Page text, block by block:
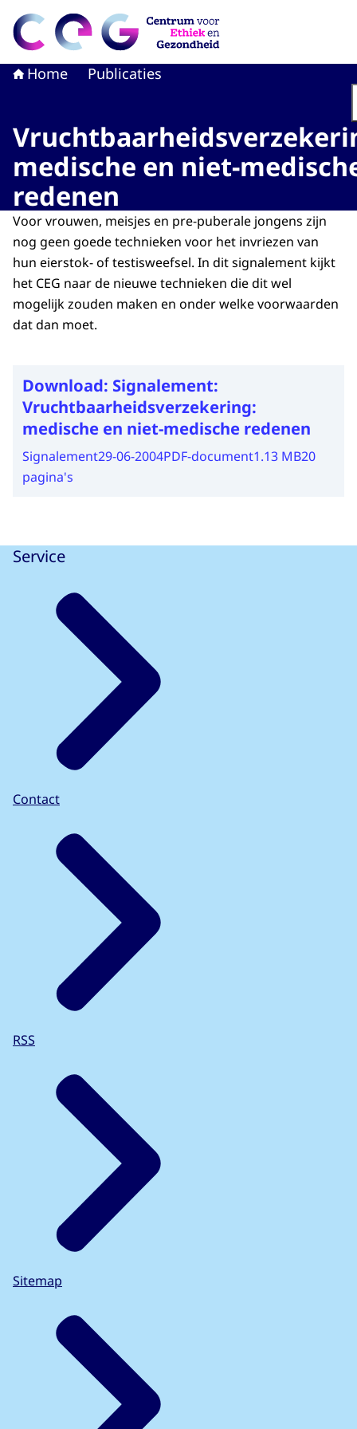
Naar de homepage van CEG - Centrum voor Ethiek en
Home Publicaties
medische en niet-
redenen
Voor vrouwen, meisjes en pre-puberale jongens zijn
nog geen goede technieken voor het invriezen van
hun eierstok- of testisweefsel. In dit signalement kijkt
het CEG naar de nieuwe technieken die dit wel
mogelijk zouden maken en onder welke voorwaarden
dat dan moet.
Download: Signalement:
Vruchtbaarheidsverzekering:
medische en niet-medische redenen
Signalement29-06-2004PDF-document1.13 MB20
pagina's
Service
Contact
RSS
Sitemap